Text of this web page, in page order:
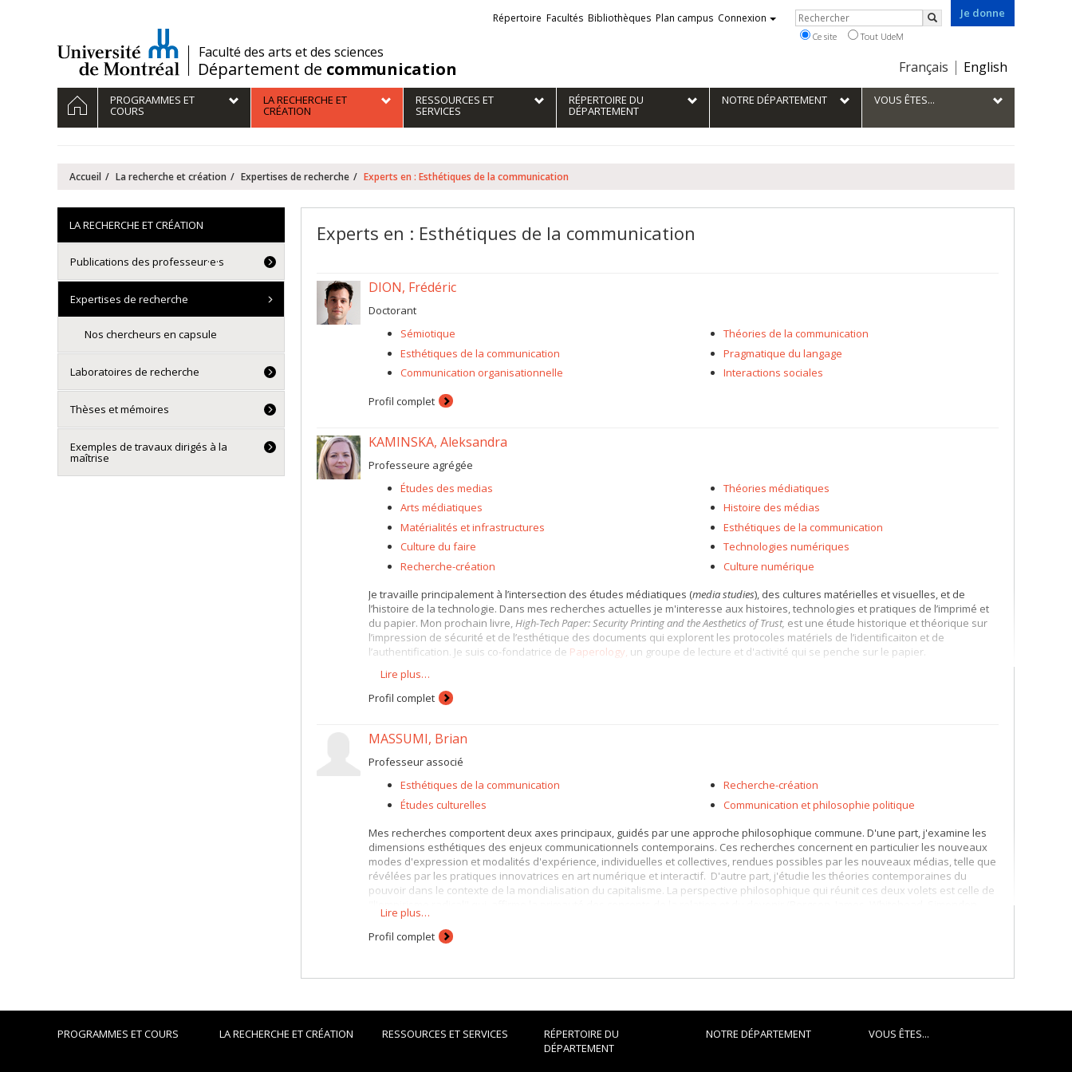
/Faculté des arts et des sciences
Département de communication
Je donne
Choix
la
langue
Français English
Liens
externes
Répertoire Facultés Bibliothèques Plan campus Connexion Rechercher
Rechercher
Ce site Tout UdeM
Navigation
principale
ACCUEILPROGRAMMES ET
COURS
LA RECHERCHE ET
CRÉATION
RESSOURCES ET
SERVICES
RÉPERTOIRE DU
DÉPARTEMENT
NOTRE DÉPARTEMENT VOUS ÊTES...
Accueil La recherche et création Expertises de recherche Experts en : Esthétiques de la communication
Experts en : Esthétiques de la communication
DION, Frédéric
Doctorant
Sémiotique
Esthétiques de la communication
Communication organisationnelle
Théories de la communication
Pragmatique du langage
Interactions sociales
Profil complet
KAMINSKA, Aleksandra
Professeure agrégée
Études des medias
Arts médiatiques
Matérialités et infrastructures
Culture du faire
Recherche-création
Théories médiatiques
Histoire des médias
Esthétiques de la communication
Technologies numériques
Culture numérique
Je travaille principalement à l’intersection des études médiatiques (media studies), des cultures matérielles et visuelles, et de
l’histoire de la technologie. Dans mes recherches actuelles je m'interesse aux histoires, technologies et pratiques de l’imprimé et
du papier. Mon prochain livre,High-Tech Paper: Security Printing and the Aesthetics of Trust, est une étude historique et théorique sur
l’impression de sécurité et de l’esthétique des documents qui explorent les protocoles matériels de l’identificaiton et de
l’authentification. Je suis co-fondatrice de Paperology, un groupe de lecture et d'activité qui se penche sur le papier.
Je co-dirige également
et les équités du sommeil. Notre expostion—
Lire plus…
Profil complet
MASSUMI, Brian
Professeur associé
Esthétiques de la communication
Études culturelles
Recherche-création
Communication et philosophie politique
Mes recherches comportent deux axes principaux, guidés par une approche philosophique commune. D'une part, j'examine les
dimensions esthétiques des enjeux communicationnels contemporains. Ces recherches concernent en particulier les nouveaux
modes d'expression et modalités d'expérience, individuelles et collectives, rendues possibles par les nouveaux médias, telle que
révélées par les pratiques innovatrices en art numérique et interactif. D'autre part, j'étudie les théories contemporaines du
pouvoir dans le contexte de la mondialisation du capitalisme. La perspective philosophique qui réunit ces deux volets est celle de
Deleuze/Guattari).
Lire plus…
Profil complet
LA RECHERCHE ET CRÉATION
Publications des professeur·e·s
Expertises de recherche
Nos chercheurs en capsule
Laboratoires de recherche
Thèses et mémoires
Exemples de travaux dirigés à la
maîtrise
PROGRAMMES ET COURS LA RECHERCHE ET CRÉATION RESSOURCES ET SERVICES
RÉPERTOIRE DU
DÉPARTEMENT
NOTRE DÉPARTEMENT VOUS ÊTES...